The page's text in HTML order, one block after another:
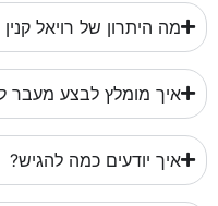
מה היתרון של רויאל קנין
איך מומלץ לבצע מעבר
איך יודעים כמה להגיש?